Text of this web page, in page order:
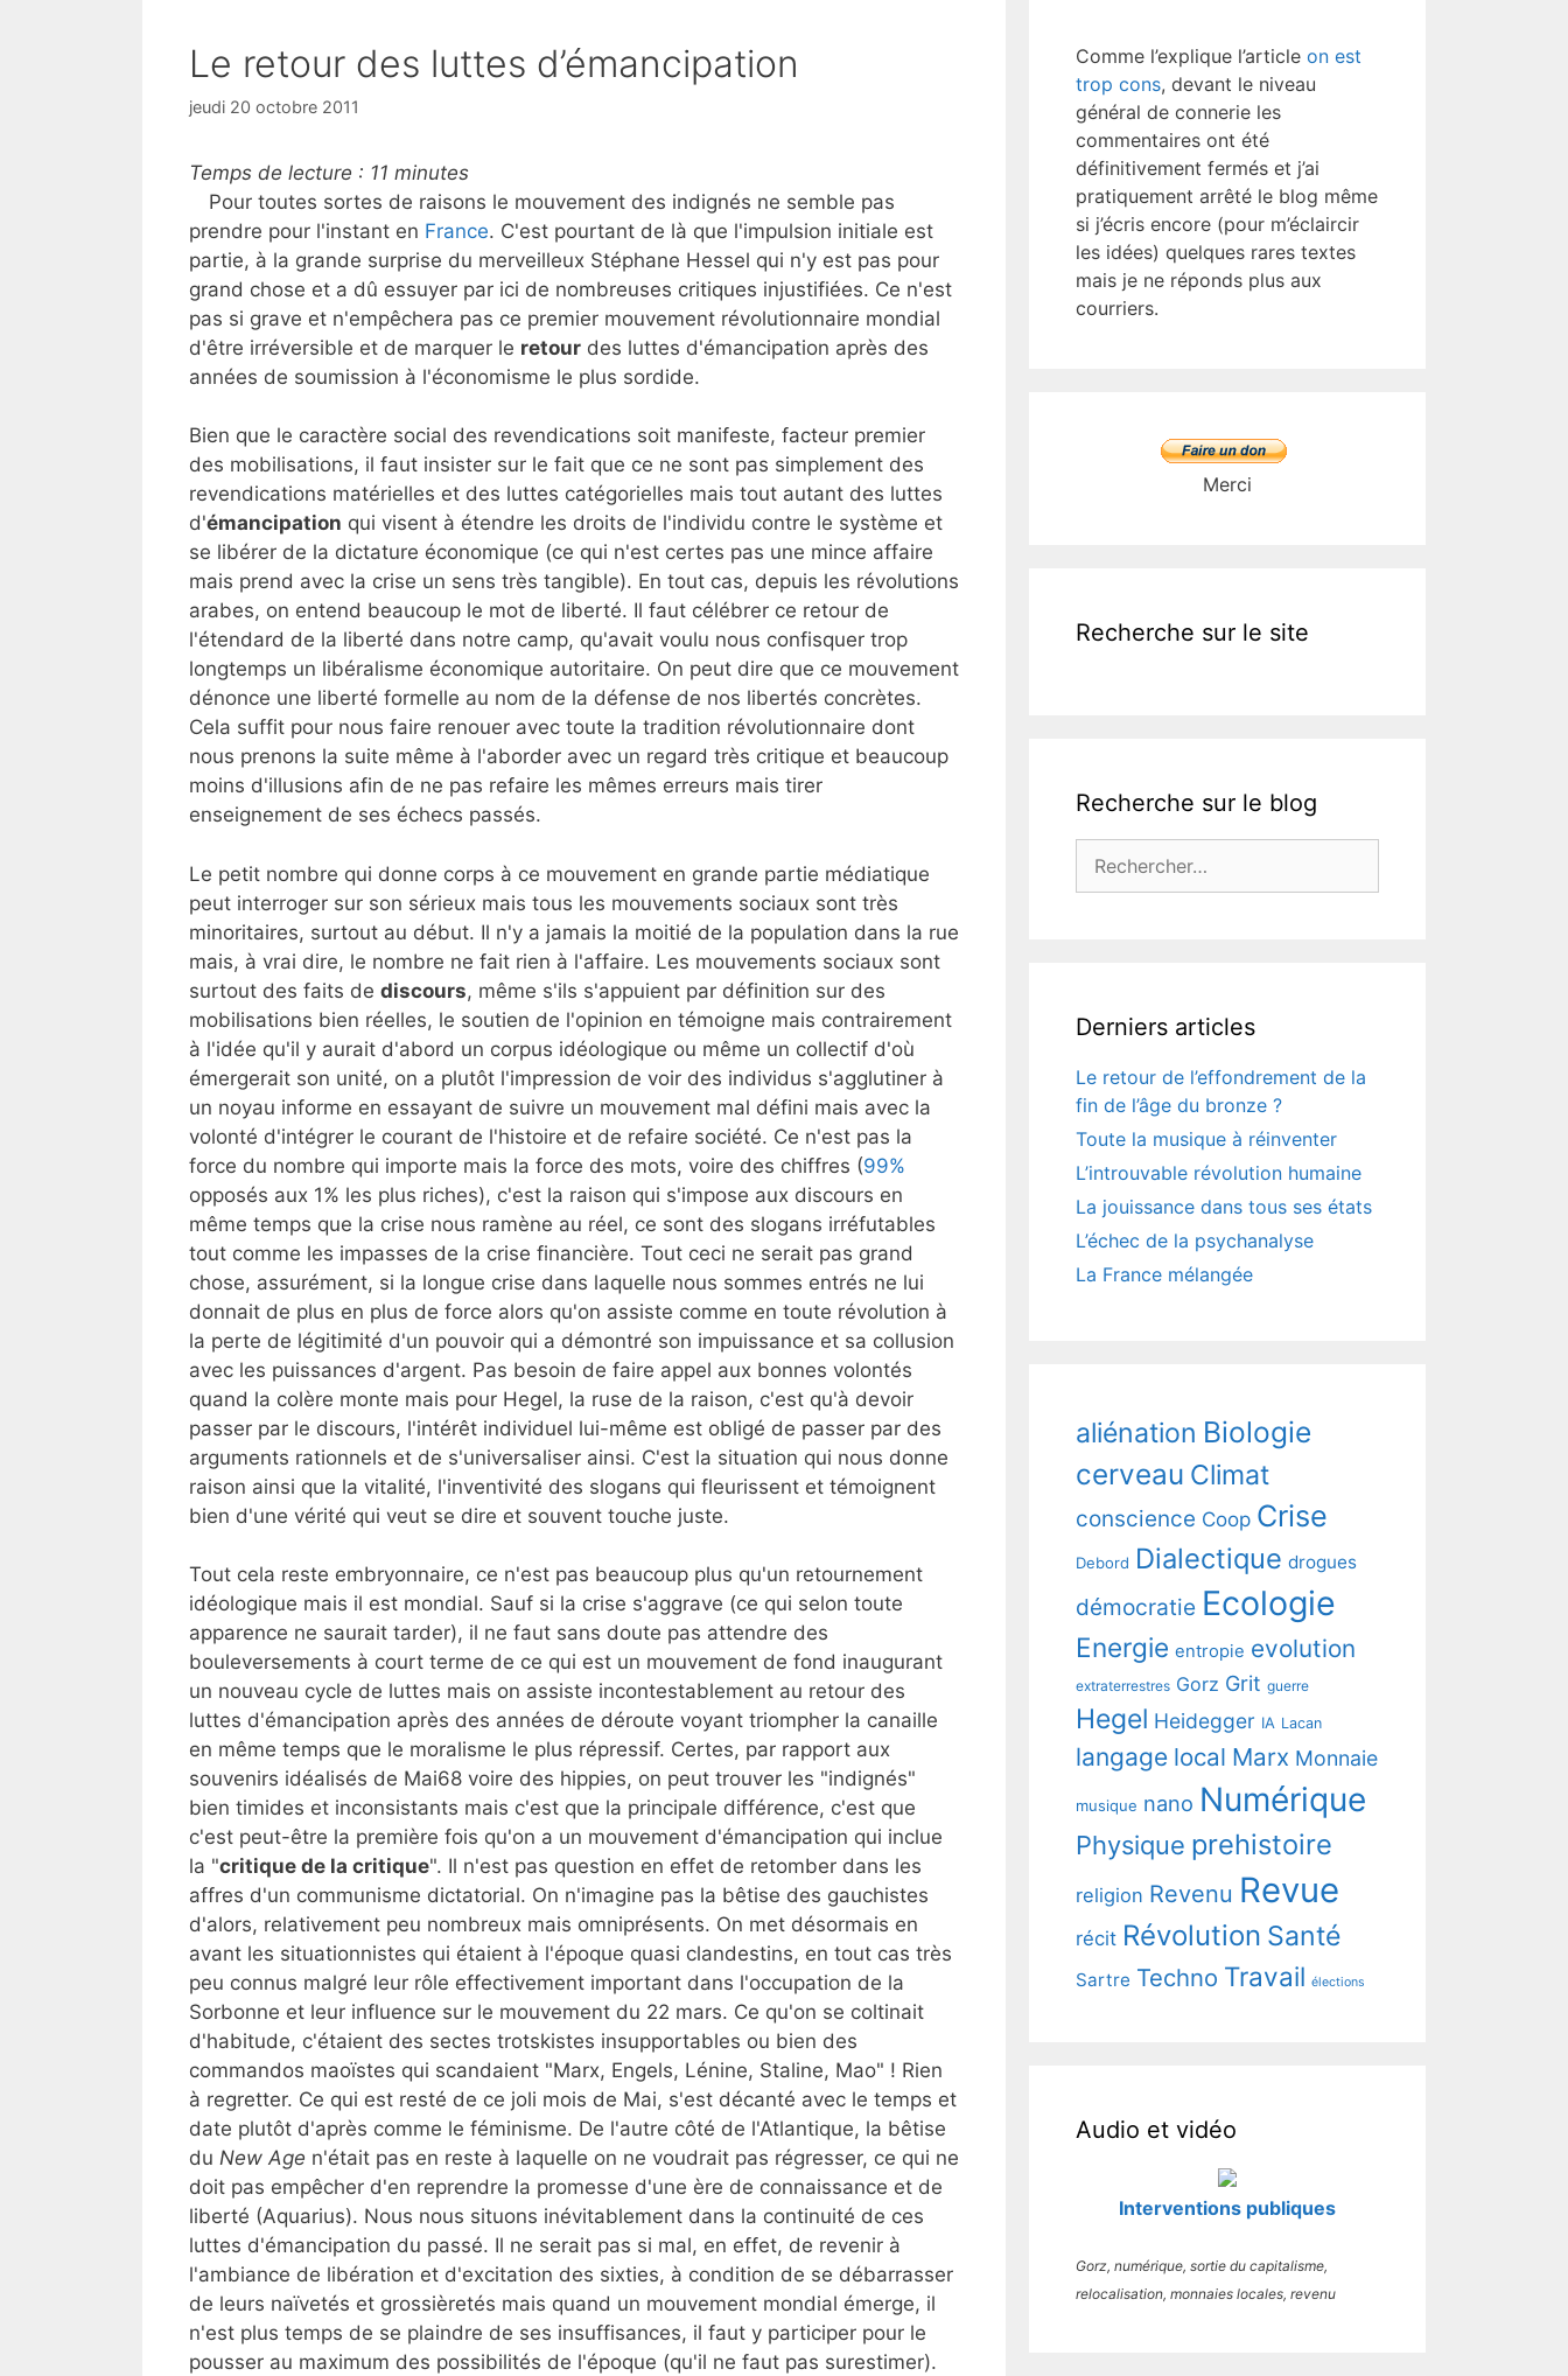
Le retour des luttes d’émancipation
jeudi 20 octobre 2011
Temps de lecture : 11 minutes
Pour toutes sortes de raisons le mouvement des indignés ne semble pas
prendre pour l'instant en France. C'est pourtant de là que l'impulsion initiale est
partie, à la grande surprise du merveilleux Stéphane Hessel qui n'y est pas pour
grand chose et a dû essuyer par ici de nombreuses critiques injustifiées. Ce n'est
pas si grave et n'empêchera pas ce premier mouvement révolutionnaire mondial
d'être irréversible et de marquer le retour des luttes d'émancipation après des
années de soumission à l'économisme le plus sordide.
Bien que le caractère social des revendications soit manifeste, facteur premier
des mobilisations, il faut insister sur le fait que ce ne sont pas simplement des
revendications matérielles et des luttes catégorielles mais tout autant des luttes
d'émancipation qui visent à étendre les droits de l'individu contre le système et
se libérer de la dictature économique (ce qui n'est certes pas une mince affaire
mais prend avec la crise un sens très tangible). En tout cas, depuis les révolutions
arabes, on entend beaucoup le mot de liberté. Il faut célébrer ce retour de
l'étendard de la liberté dans notre camp, qu'avait voulu nous confisquer trop
longtemps un libéralisme économique autoritaire. On peut dire que ce mouvement
dénonce une liberté formelle au nom de la défense de nos libertés concrètes.
Cela suffit pour nous faire renouer avec toute la tradition révolutionnaire dont
nous prenons la suite même à l'aborder avec un regard très critique et beaucoup
moins d'illusions afin de ne pas refaire les mêmes erreurs mais tirer
enseignement de ses échecs passés.
Le petit nombre qui donne corps à ce mouvement en grande partie médiatique
peut interroger sur son sérieux mais tous les mouvements sociaux sont très
minoritaires, surtout au début. Il n'y a jamais la moitié de la population dans la rue
mais, à vrai dire, le nombre ne fait rien à l'affaire. Les mouvements sociaux sont
surtout des faits de discours, même s'ils s'appuient par définition sur des
mobilisations bien réelles, le soutien de l'opinion en témoigne mais contrairement
à l'idée qu'il y aurait d'abord un corpus idéologique ou même un collectif d'où
émergerait son unité, on a plutôt l'impression de voir des individus s'agglutiner à
un noyau informe en essayant de suivre un mouvement mal défini mais avec la
volonté d'intégrer le courant de l'histoire et de refaire société. Ce n'est pas la
force du nombre qui importe mais la force des mots, voire des chiffres (99%
opposés aux 1% les plus riches), c'est la raison qui s'impose aux discours en
même temps que la crise nous ramène au réel, ce sont des slogans irréfutables
tout comme les impasses de la crise financière. Tout ceci ne serait pas grand
chose, assurément, si la longue crise dans laquelle nous sommes entrés ne lui
donnait de plus en plus de force alors qu'on assiste comme en toute révolution à
la perte de légitimité d'un pouvoir qui a démontré son impuissance et sa collusion
avec les puissances d'argent. Pas besoin de faire appel aux bonnes volontés
quand la colère monte mais pour Hegel, la ruse de la raison, c'est qu'à devoir
passer par le discours, l'intérêt individuel lui-même est obligé de passer par des
arguments rationnels et de s'universaliser ainsi. C'est la situation qui nous donne
raison ainsi que la vitalité, l'inventivité des slogans qui fleurissent et témoignent
bien d'une vérité qui veut se dire et souvent touche juste.
Tout cela reste embryonnaire, ce n'est pas beaucoup plus qu'un retournement
idéologique mais il est mondial. Sauf si la crise s'aggrave (ce qui selon toute
apparence ne saurait tarder), il ne faut sans doute pas attendre des
bouleversements à court terme de ce qui est un mouvement de fond inaugurant
un nouveau cycle de luttes mais on assiste incontestablement au retour des
luttes d'émancipation après des années de déroute voyant triompher la canaille
en même temps que le moralisme le plus répressif. Certes, par rapport aux
souvenirs idéalisés de Mai68 voire des hippies, on peut trouver les "indignés"
bien timides et inconsistants mais c'est que la principale différence, c'est que
c'est peut-être la première fois qu'on a un mouvement d'émancipation qui inclue
la "critique de la critique". Il n'est pas question en effet de retomber dans les
affres d'un communisme dictatorial. On n'imagine pas la bêtise des gauchistes
d'alors, relativement peu nombreux mais omniprésents. On met désormais en
avant les situationnistes qui étaient à l'époque quasi clandestins, en tout cas très
peu connus malgré leur rôle effectivement important dans l'occupation de la
Sorbonne et leur influence sur le mouvement du 22 mars. Ce qu'on se coltinait
d'habitude, c'étaient des sectes trotskistes insupportables ou bien des
commandos maoïstes qui scandaient "Marx, Engels, Lénine, Staline, Mao" ! Rien
à regretter. Ce qui est resté de ce joli mois de Mai, s'est décanté avec le temps et
date plutôt d'après comme le féminisme. De l'autre côté de l'Atlantique, la bêtise
du New Age n'était pas en reste à laquelle on ne voudrait pas régresser, ce qui ne
doit pas empêcher d'en reprendre la promesse d'une ère de connaissance et de
liberté (Aquarius). Nous nous situons inévitablement dans la continuité de ces
luttes d'émancipation du passé. Il ne serait pas si mal, en effet, de revenir à
l'ambiance de libération et d'excitation des sixties, à condition de se débarrasser
de leurs naïvetés et grossièretés mais quand un mouvement mondial émerge, il
n'est plus temps de se plaindre de ses insuffisances, il faut y participer pour le
pousser au maximum des possibilités de l'époque (qu'il ne faut pas surestimer).
Comme l’explique l’article on est
trop cons, devant le niveau
général de connerie les
commentaires ont été
définitivement fermés et j’ai
pratiquement arrêté le blog même
si j’écris encore (pour m’éclaircir
les idées) quelques rares textes
mais je ne réponds plus aux
courriers.
Merci
Recherche sur le site
Recherche sur le blog
Derniers articles
Le retour de l’effondrement de la
fin de l’âge du bronze ?
Toute la musique à réinventer
L’introuvable révolution humaine
La jouissance dans tous ses états
L’échec de la psychanalyse
La France mélangée
aliénation Biologie
cerveau Climat
conscience Coop Crise
Debord Dialectique drogues
démocratie Ecologie
Energie entropie evolution
extraterrestres Gorz Grit guerre
Hegel Heidegger IA Lacan
langage local Marx Monnaie
musique nano Numérique
Physique prehistoire
religion Revenu Revue
récit Révolution Santé
Sartre Techno Travail élections
Audio et vidéo
Interventions publiques
Gorz, numérique, sortie du capitalisme,
relocalisation, monnaies locales, revenu